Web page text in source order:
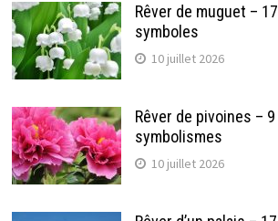
Rêver de muguet –
symboles
10 juillet 2026
Rêver de pivoines –
symbolismes
10 juillet 2026